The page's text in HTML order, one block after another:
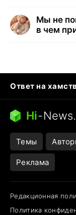
Мы не
в чем
Ответ на
Бензин 100 и 95
Следующая
Hi-
Темы
Реклама
Редакционная
Политика